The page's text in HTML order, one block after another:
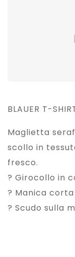
BLAUER T-
Maglietta
scollo in
fresco.
? Girocollo in
? Manica corta
? Scudo sulla